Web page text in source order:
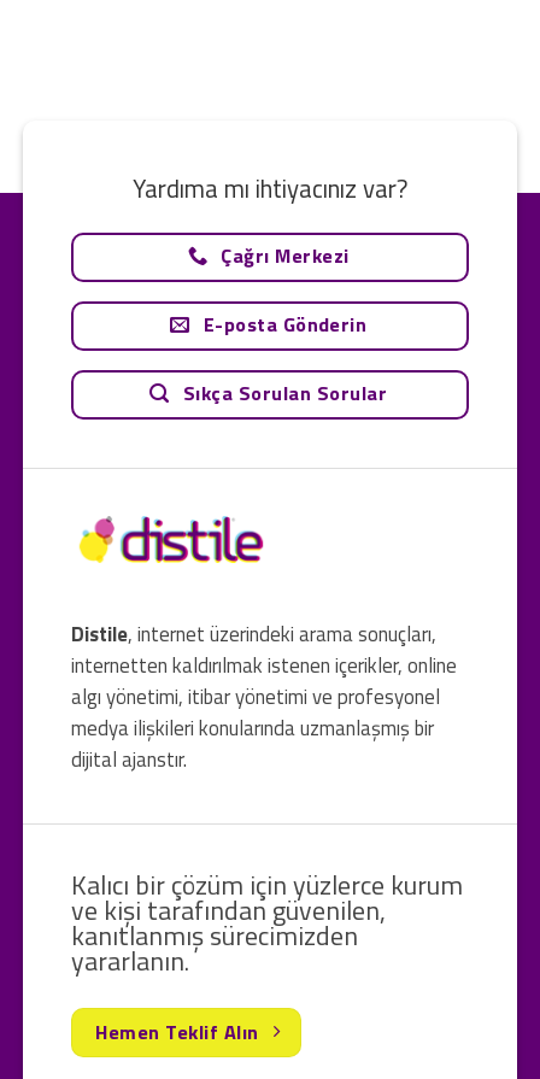
Distile, internet üzerindeki arama sonuçları,
internetten kaldırılmak istenen içerikler, online
algı yönetimi, itibar yönetimi ve profesyonel
medya ilişkileri konularında uzmanlaşmış bir
dijital ajanstır.
Yardıma mı ihtiyacınız var?
Çağrı Merkezi
E-posta Gönderin
Sıkça Sorulan Sorular
Kalıcı bir çözüm için yüzlerce kurum
ve kişi tarafından güvenilen,
kanıtlanmış sürecimizden
yararlanın.
Hemen Teklif Alın